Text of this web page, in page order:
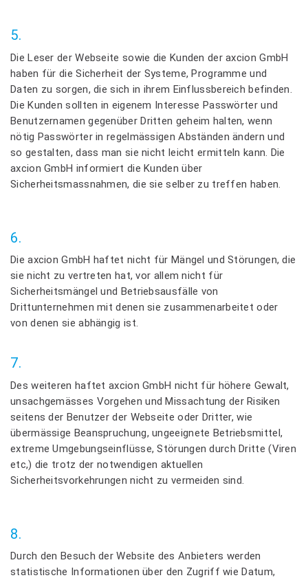
5.
Die Leser der Webseite sowie die Kunden der axcion GmbH
haben für die Sicherheit der Systeme, Programme und
Daten zu sorgen, die sich in ihrem Einflussbereich befinden.
Die Kunden sollten in eigenem Interesse Passwörter und
Benutzernamen gegenüber Dritten geheim halten, wenn
nötig Passwörter in regelmässigen Abständen ändern und
so gestalten, dass man sie nicht leicht ermitteln kann. Die
axcion GmbH informiert die Kunden über
Sicherheitsmassnahmen, die sie selber zu treffen haben.
6.
Die axcion GmbH haftet nicht für Mängel und Störungen, die
sie nicht zu vertreten hat, vor allem nicht für
Sicherheitsmängel und Betriebsausfälle von
Drittunternehmen mit denen sie zusammenarbeitet oder
von denen sie abhängig ist.
7.
Des weiteren haftet axcion GmbH nicht für höhere Gewalt,
unsachgemässes Vorgehen und Missachtung der Risiken
seitens der Benutzer der Webseite oder Dritter, wie
übermässige Beanspruchung, ungeeignete Betriebsmittel,
extreme Umgebungseinflüsse, Störungen durch Dritte (Viren
etc,) die trotz der notwendigen aktuellen
Sicherheitsvorkehrungen nicht zu vermeiden sind.
8.
Durch den Besuch der Website des Anbieters werden
statistische Informationen über den Zugriff wie Datum,